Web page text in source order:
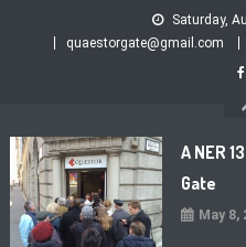
Saturday,
quaestorgate@gmail.com
A NER
Gate
May 8,